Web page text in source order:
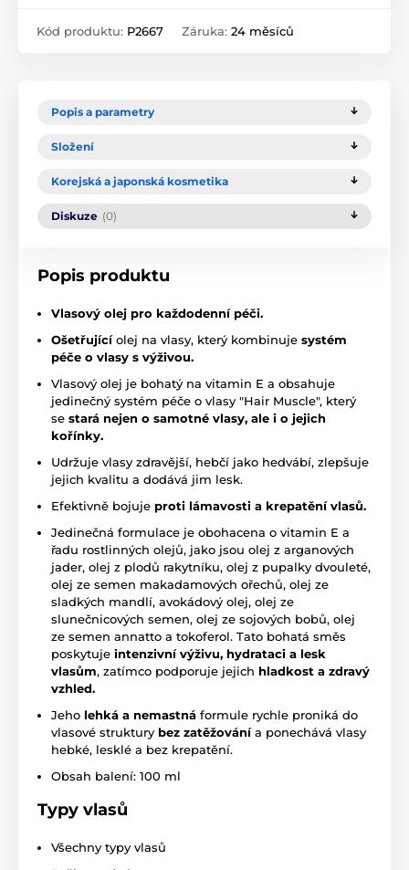
Kód produktu: P2667 Záruka: 24 měsíců
Popis a parametry
Složení
Korejská a japonská kosmetika
Diskuze (0)
Popis produktu
Vlasový olej pro každodenní péči.
Ošetřujícíolej na vlasy, který kombinuje systém
péče o vlasy s výživou.
Vlasový olej je bohatý na vitamin E a obsahuje
jedinečný systém péče o vlasy "Hair Muscle", který
se stará nejen o samotné vlasy, ale i o jejich
kořínky.
Udržuje vlasy zdravější, hebčí jako hedvábí, zlepšuje
jejich kvalitu a dodává jim lesk.
Efektivně bojuje proti lámavosti a krepatění vlasů.
Jedinečná formulace je obohacena o vitamin E a
řadu rostlinných olejů, jako jsou olej z arganových
jader, olej z plodů rakytníku, olej z pupalky dvouleté,
olej ze semen makadamových ořechů, olej ze
sladkých mandlí, avokádový olej, olej ze
slunečnicových semen, olej ze sojových bobů, olej
ze semen annatto a tokoferol. Tato bohatá směs
poskytuje intenzivní výživu, hydrataci a lesk
vlasům, zatímco podporuje jejich hladkost a zdravý
vzhled.
Jeho lehká a nemastná formule rychle proniká do
vlasové struktury bez zatěžovánía ponechává vlasy
hebké, lesklé a bez krepatění.
Obsah balení: 100 ml
Typy vlasů
Všechny typy vlasů